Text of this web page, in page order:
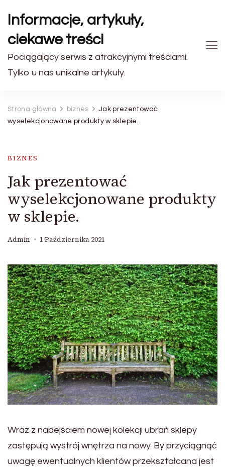
Informacje, artykuły,
ciekawe treści
Pociągający serwis z atrakcyjnymi treściami.
Tylko u nas unikalne artykuły.
Strona główna biznes
Jak prezentować
wyselekcjonowane produkty w sklepie.
BIZNES
Jak prezentować
wyselekcjonowane produkty
w sklepie.
Admin 1 Października 2021
Wraz z nadejściem nowej kolekcji ubrań sklepy
zastępują wystrój wnętrza na nowy. By przyciągnąć
uwagę ewentualnych klientów przekształcana jest